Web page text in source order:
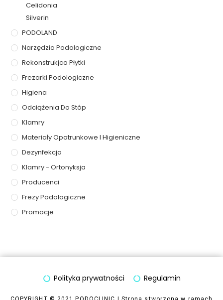
Celidonia
Silverin
PODOLAND
Narzędzia Podologiczne
Rekonstrukjca Płytki
Frezarki Podologiczne
Higiena
Odciążenia Do Stóp
Klamry
Materiały Opatrunkowe I Higieniczne
Dezynfekcja
Klamry - Ortonyksja
Producenci
Frezy Podologiczne
Promocje
Polityka prywatności Regulamin